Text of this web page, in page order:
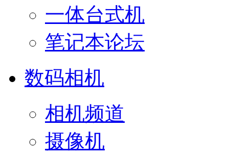
一体台式机
笔记本论坛
数码相机
相机频道
摄像机